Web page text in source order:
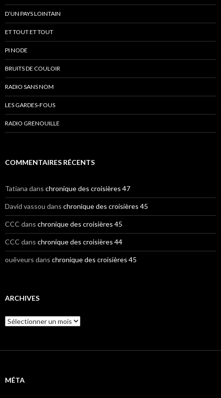
D’UN PAYS LOINTAIN
ET TOUT ET TOUT
PI NODE
BRUITS DE COULOIR
RADIO SANS NOM
LES GARDES-FOUS
RADIO GRENOUILLE
COMMENTAIRES RÉCENTS
Tatiana dans chronique des croisières 47
David vassou dans chronique des croisières 45
CCC dans chronique des croisières 45
CCC dans chronique des croisières 44
ouêveurs dans chronique des croisières 45
ARCHIVES
A
r
s
MÉTA